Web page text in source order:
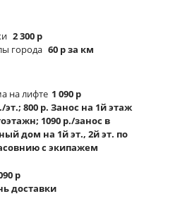
2 300 р
города 60 р за км
на лифте 1 090 р
эт.; 800 р. Занос на 1й этаж
1090 р./занос в
дом на 1й эт., 2й эт. по
с экипажем
р
доставки